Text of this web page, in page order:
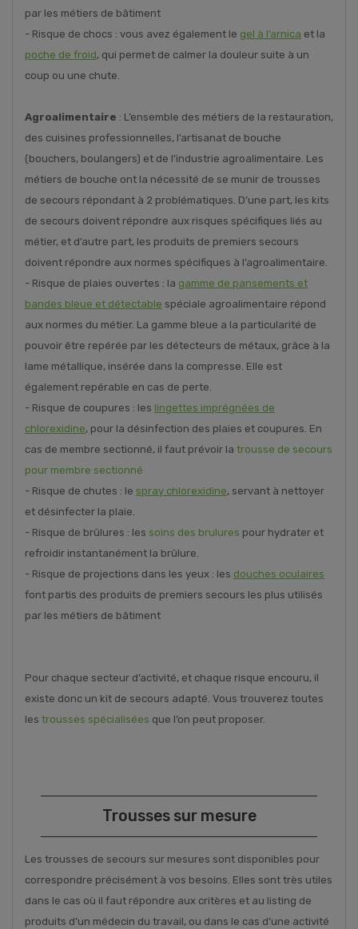
par les métiers de bâtiment
- Risque de chocs : vous avez également le gel à l’arnica et la
poche de froid, qui permet de calmer la douleur suite à un
coup ou une chute.
Agroalimentaire : L’ensemble des métiers de la restauration,
des cuisines professionnelles, l’artisanat de bouche
(bouchers, boulangers) et de l’industrie agroalimentaire. Les
métiers de bouche ont la nécessité de se munir de trousses
de secours répondant à 2 problématiques. D’une part, les kits
de secours doivent répondre aux risques spécifiques liés au
métier, et d’autre part, les produits de premiers secours
doivent répondre aux normes spécifiques à l’agroalimentaire.
- Risque de plaies ouvertes : la gamme de pansements et
bandes bleue et détectable spéciale agroalimentaire répond
aux normes du métier. La gamme bleue a la particularité de
pouvoir être repérée par les détecteurs de métaux, grâce à la
lame métallique, insérée dans la compresse. Elle est
également repérable en cas de perte.
- Risque de coupures : les lingettes imprégnées de
chlorexidine, pour la désinfection des plaies et coupures. En
cas de membre sectionné, il faut prévoir la trousse de secours
pour membre sectionné
- Risque de chutes : le spray chlorexidine, servant à nettoyer
et désinfecter la plaie.
- Risque de brûlures : les soins des brulures pour hydrater et
refroidir instantanément la brûlure.
- Risque de projections dans les yeux : les douches oculaires
font partis des produits de premiers secours les plus utilisés
par les métiers de bâtiment
Pour chaque secteur d’activité, et chaque risque encouru, il
existe donc un kit de secours adapté. Vous trouverez toutes
les trousses spécialisées que l’on peut proposer.
Trousses sur mesure
Les trousses de secours sur mesures sont disponibles pour
correspondre précisément à vos besoins. Elles sont très utiles
dans le cas où il faut répondre aux critères et au listing de
produits d’un médecin du travail, ou dans le cas d’une activité